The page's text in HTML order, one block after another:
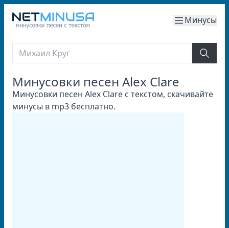
Минусы
Минусовки песен Alex Clare
Минусовки песен Alex Clare с текстом, скачивайте
минусы в mp3 бесплатно.